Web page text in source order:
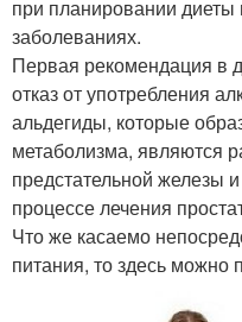
при планировании
заболеваниях.
Первая рекомендация в
отказ от употребления
альдегиды, которые
метаболизма, являются
предстательной железы
процессе лечения
Что же касаемо
питания, то здесь